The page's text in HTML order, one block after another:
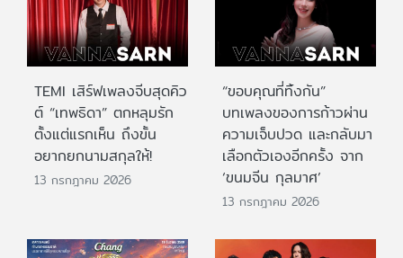
TEMI เสิร์ฟเพลงจีบสุดคิว
ต์ “เทพธิดา” ตกหลุมรัก
ตั้งแต่แรกเห็น ถึงขั้น
อยากยกนามสกุลให้!
13 กรกฎาคม 2026
“ขอบคุณที่ทิ้งกัน”
บทเพลงของการก้าวผ่าน
ความเจ็บปวด และกลับมา
เลือกตัวเองอีกครั้ง จาก
‘ขนมจีน กุลมาศ’
13 กรกฎาคม 2026